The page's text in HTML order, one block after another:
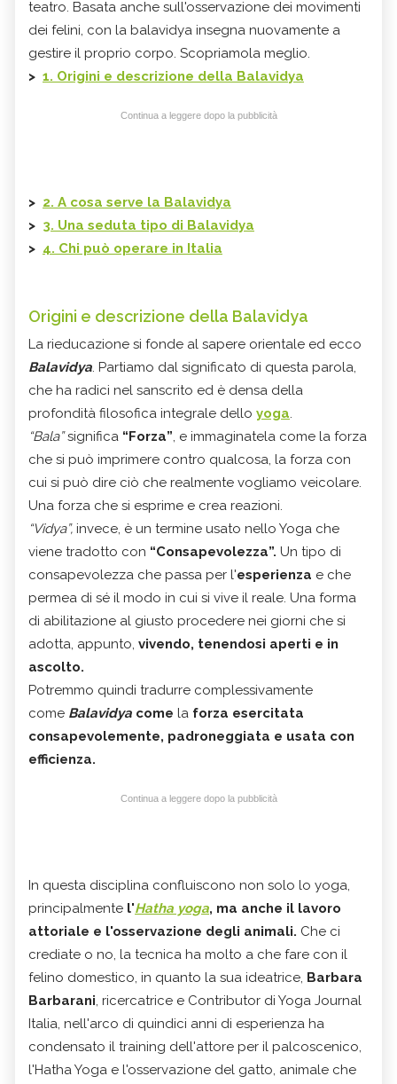
teatro. Basata anche sull'osservazione dei movimenti
dei felini, con la balavidya insegna nuovamente a
gestire il proprio corpo. Scopriamola meglio.
> 1. Origini e descrizione della Balavidya
Continua a leggere dopo la pubblicità
> 2. A cosa serve la Balavidya
> 3. Una seduta tipo di Balavidya
> 4. Chi può operare in Italia
Origini e descrizione della Balavidya
La rieducazione si fonde al sapere orientale ed ecco
Balavidya. Partiamo dal significato di questa parola,
che ha radici nel sanscrito ed è densa della
profondità filosofica integrale dello yoga.
“Bala”significa “Forza”, e immaginatela come la forza
che si può imprimere contro qualcosa, la forza con
cui si può dire ciò che realmente vogliamo veicolare.
Una forza che si esprime e crea reazioni.
“Vidya”, invece, è un termine usato nello Yoga che
viene tradotto con “Consapevolezza”. Un tipo di
consapevolezza che passa per l'esperienza e che
permea di sé il modo in cui si vive il reale. Una forma
di abilitazione al giusto procedere nei giorni che si
adotta, appunto, vivendo, tenendosi aperti e in
ascolto.
Potremmo quindi tradurre complessivamente
come Balavidya come la forza esercitata
consapevolemente, padroneggiata e usata con
efficienza.
Continua a leggere dopo la pubblicità
In questa disciplina confluiscono non solo lo yoga,
principalmente l'Hatha yoga, ma anche il lavoro
attoriale e l'osservazione degli animali. Che ci
crediate o no, la tecnica ha molto a che fare con il
felino domestico, in quanto la sua ideatrice, Barbara
Barbarani, ricercatrice e Contributor di Yoga Journal
Italia, nell'arco di quindici anni di esperienza ha
condensato il training dell'attore per il palcoscenico,
l'Hatha Yoga e l'osservazione del gatto, animale che